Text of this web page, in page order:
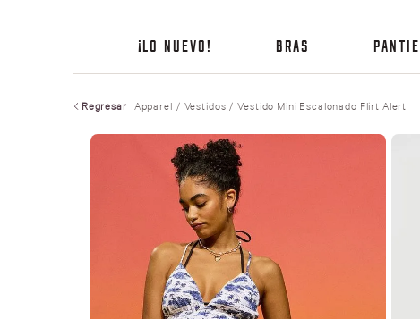
¡LO NUEVO! BRAS
Regresar Apparel Vestidos Vestido Mini Escalonado Flirt Alert